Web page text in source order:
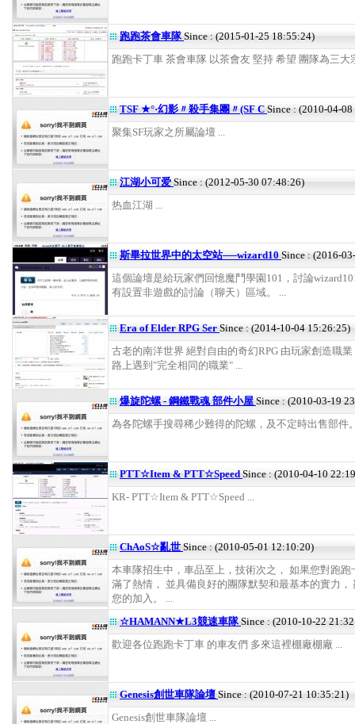
跑跑茶會車隊Since : (2015-01-25 18:55:24)
跑跑卡丁車 茶會車隊 以茶會友 堅持 希望 團隊為三大
TSF ★°·幻影〃殺手集團〃(SF C Since : (2010-04-
聚集SF玩家之所屬論壇 ...
江湖小可爱 Since : (2012-05-30 07:48:26)
热血江湖 ...
斯畢拉世界中的太空站──wizard10 Since : (2016-
這個論壇是給玩家們回憶魔鬥學園101，討論
有設置非遊戲的討論（聊天）區域。 ...
Era of Elder RPG Ser Since : (2014-10-04 15:26:25)
古老的南洋世界 絕對自由的奇幻RPG 由玩家創造職
路上遇到"完全相同的職業" ...
爆旋陀螺 - 鋼鐵戰魂 部件小屋 Since : (2010-03-19
為各陀螺手搜尋稀少難得的陀螺，及不定時出售部件
PTT☆Item & PTT☆SpeedSince : (2010-04-10
KR- PTT☆Item & PTT☆Speed ...
ChAoS☆亂世 Since : (2010-05-01 12:10:20)
本車隊招生中，車品至上，技術次之， 如果您對跑跑
滿了熱情， 並具備良好的團隊默契和最基本的實力，
您的加入。 ...
☆HAMANN★L3競速車隊Since : (2010-10-22
歡迎各位跑跑卡丁車 的車友們 多來這裡棚廠棚廠 ...
Genesis創世車隊論壇 Since : (2010-07-21 10:35:21)
Genesis創世車隊論壇 ...